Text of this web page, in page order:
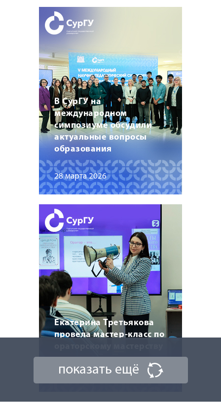
В СурГУ на
международном
симпозиуме обсудили
актуальные вопросы
образования
28 марта 2026
Екатерина Третьякова
провела мастер-класс по
20 марта 2026
показать ещё